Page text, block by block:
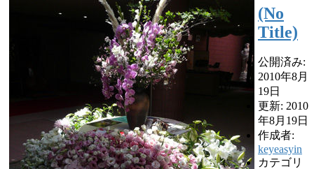
(No
Title)
公開済み:
2010年8月
19日
更新: 2010
年8月19日
作成者:
keyeasyin
カテゴリ